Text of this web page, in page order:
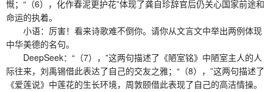
慨；“（6），化作春泥更护花”体现了龚自珍辞官后仍关心国家前途和
命运的执着。
小语：厉害！看来诗歌难不倒你。请你从文言文中举出两例体现
中华美德的名句。
DeepSeek：“（7），”这两句描述了《陋室铭》中陋室主人的人
际往来，刘禹锡借此表达了自己的交友之雅；“（8），”这两句描述了
《爱莲说》中莲花的生长环境，周敦颐借此表现了自己的高洁情操。